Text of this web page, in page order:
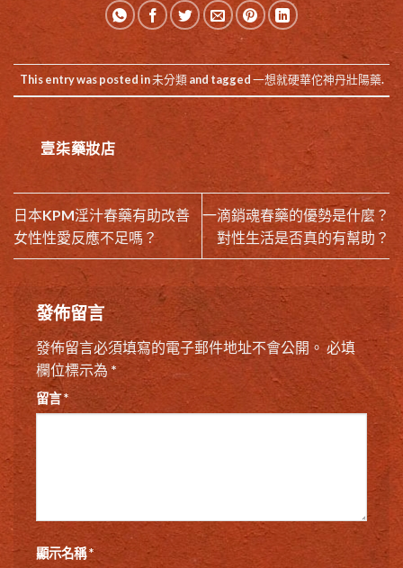
This entry was posted in未分類and tagged一想就硬華佗神丹壯陽藥.
壹柒藥妝店
日本KPM淫汁春藥有助改善
女性性愛反應不足嗎？
一滴銷魂春藥的優勢是什麼？
對性生活是否真的有幫助？
發佈留言
發佈留言必須填寫的電子郵件地址不會公開。 必填
欄位標示為 *
留言*
顯示名稱*